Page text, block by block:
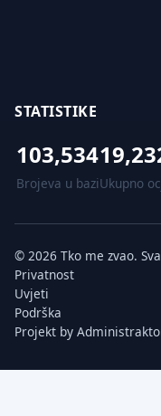
STATISTIKE
103,534
Brojeva u baziUkupno
© 2026 Tko me zvao.
Privatnost
Uvjeti
Podrška
Projekt by